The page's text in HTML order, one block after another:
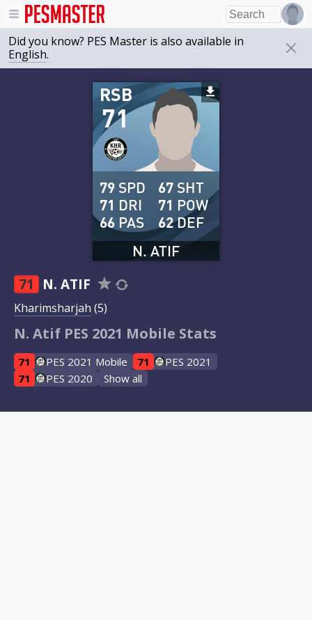
Did you know? PES Master is also available in
English.
71
RSB
N. ATIF
79 SPD
71 DRI
66 PAS
67 SHT
71 POW
62DEF
71 N. ATIF
Kharimsharjah (5)
N. Atif PES 2021 Mobile Stats
71 PES 2021 Mobile 71
PES 2021
71
PES 2020 Show all